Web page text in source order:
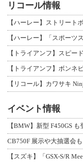
リコール情報
【ハーレー】ストリート
【トライアンフ】スピー
【リコール】カワサキ
イベント情報
【BMW】新型 F450GS
CB750F 展示や大抽選会
【スズキ】「GSX-S/R